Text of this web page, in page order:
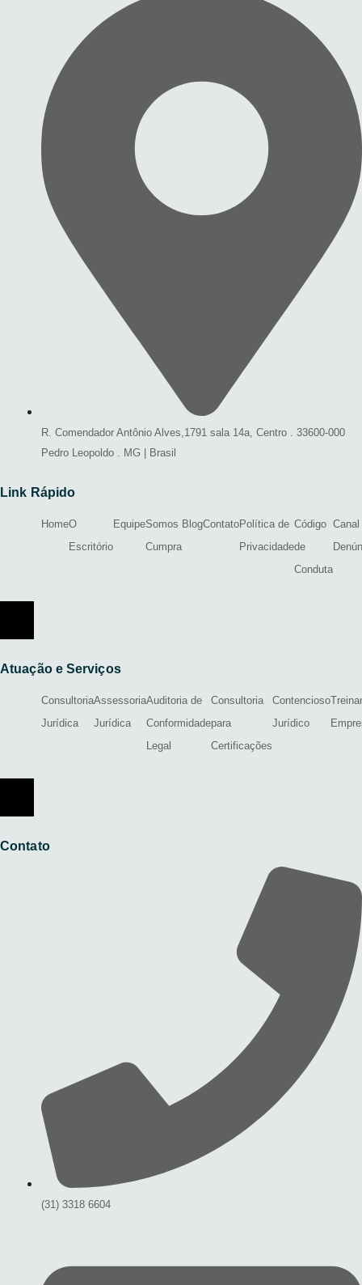
R. Comendador Antônio Alves,1791 sala 14a, Centro . 33600-000
Pedro Leopoldo . MG | Brasil
Link Rápido
HomeO
Escritório
EquipeSomos
Cumpra
BlogContatoPolítica de
Privacidade
Código
de
Conduta
Canal
Atuação e Serviços
Consultoria
Jurídica
Assessoria
Jurídica
Auditoria de
Conformidade
Legal
Consultoria
para
Certificações
Contencioso
Jurídico
Contato
(31) 3318 6604